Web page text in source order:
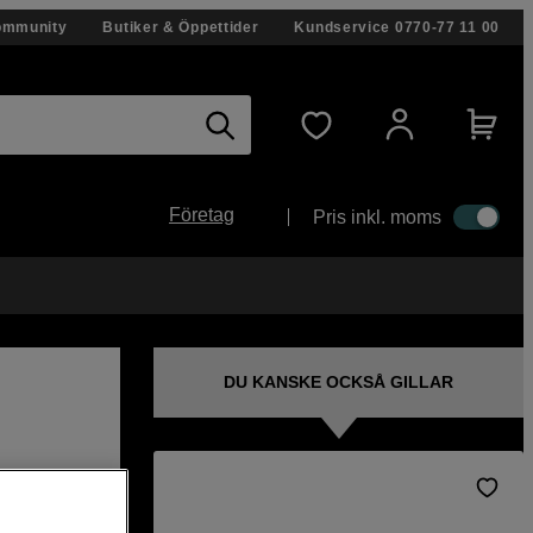
Butiker & Öppettider Kundservice 0770-77 11 00
Företag Pris inkl. moms
DU KANSKE OCKSÅ GILLAR